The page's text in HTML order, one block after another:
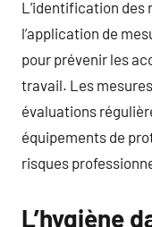
L’identification des
l’application de
pour prévenir les
travail. Les
évaluations
équipements de
risques
L’hygiène